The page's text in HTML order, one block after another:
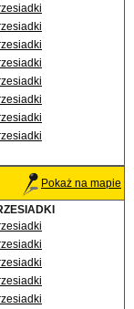
Pokaż na mapie